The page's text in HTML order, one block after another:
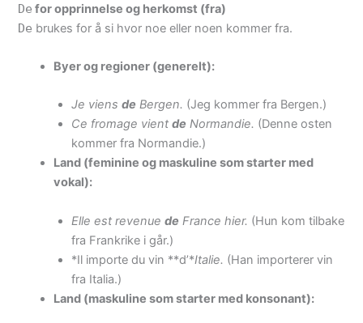
De for opprinnelse og herkomst (fra)
De brukes for å si hvor noe eller noen kommer fra.
Byer og regioner (generelt):
Je viensde Bergen. (Jeg kommer fra Bergen.)
Ce fromage vientde Normandie. (Denne osten
kommer fra Normandie.)
Land (feminine og maskuline som starter med
vokal):
Elle est revenuede France hier. (Hun kom tilbake
fra Frankrike i går.)
*Il importe du vin **d’*Italie. (Han importerer vin
fra Italia.)
Land (maskuline som starter med konsonant):